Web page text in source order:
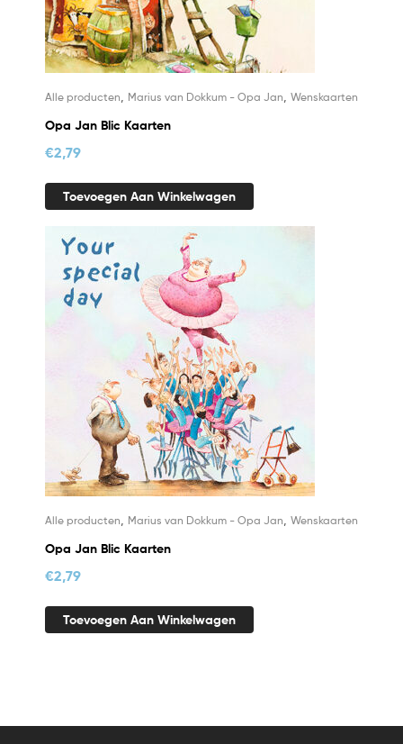
Alle producten Marius van Dokkum - Opa Jan Wenskaarten
Opa Jan Blic Kaarten
€2,79
Toevoegen Aan Winkelwagen
Alle producten Marius van Dokkum - Opa Jan Wenskaarten
Opa Jan Blic Kaarten
€2,79
Toevoegen Aan Winkelwagen